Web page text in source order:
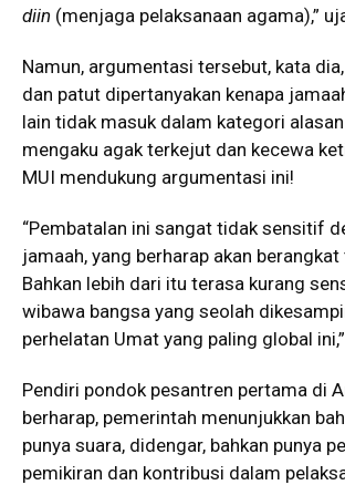
diin (menjaga pelaksanaan agama),”
Namun, argumentasi tersebut, kata
dan patut dipertanyakan kenapa
lain tidak masuk dalam kategori alasan
mengaku agak terkejut dan kecewa
MUI mendukung argumentasi ini!
“Pembatalan ini sangat tidak sensitif
jamaah, yang berharap akan berangkat
Bahkan lebih dari itu terasa kurang
wibawa bangsa yang seolah
perhelatan Umat yang paling global
Pendiri pondok pesantren pertama di
berharap, pemerintah menunjukkan
punya suara, didengar, bahkan punya
pemikiran dan kontribusi dalam